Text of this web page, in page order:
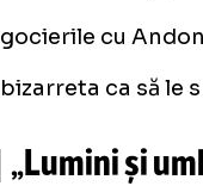
cu
ca să
și